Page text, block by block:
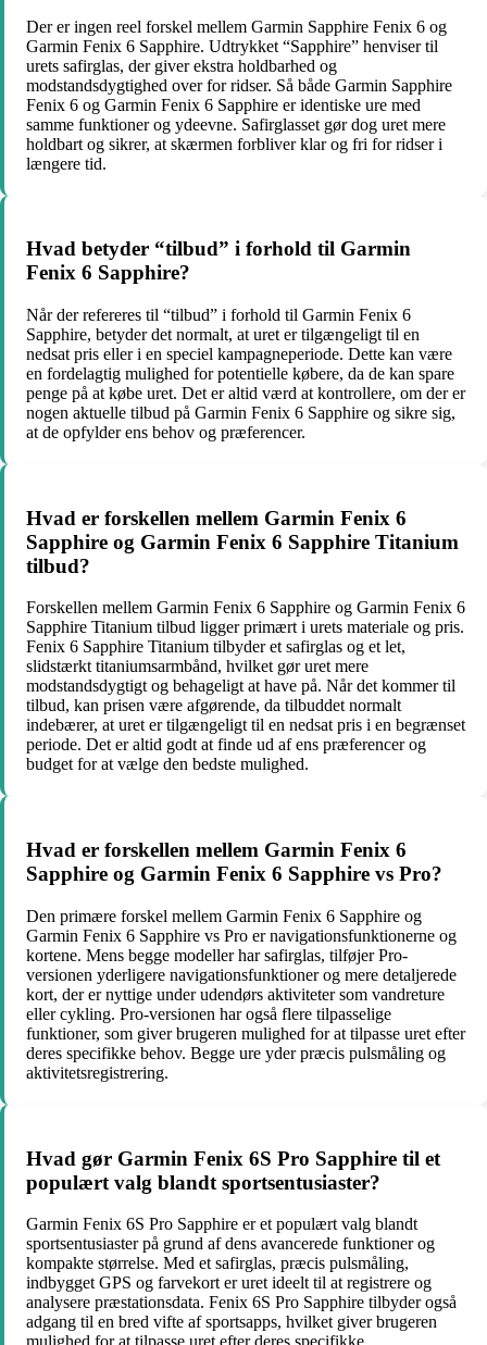
Der er ingen reel forskel mellem Garmin Sapphire Fenix 6 og
Garmin Fenix 6 Sapphire. Udtrykket “Sapphire” henviser til
urets safirglas, der giver ekstra holdbarhed og
modstandsdygtighed over for ridser. Så både Garmin Sapphire
Fenix 6 og Garmin Fenix 6 Sapphire er identiske ure med
samme funktioner og ydeevne. Safirglasset gør dog uret mere
holdbart og sikrer, at skærmen forbliver klar og fri for ridser i
længere tid.
Hvad betyder “tilbud” i forhold til Garmin
Fenix 6 Sapphire?
Når der refereres til “tilbud” i forhold til Garmin Fenix 6
Sapphire, betyder det normalt, at uret er tilgængeligt til en
nedsat pris eller i en speciel kampagneperiode. Dette kan være
en fordelagtig mulighed for potentielle købere, da de kan spare
penge på at købe uret. Det er altid værd at kontrollere, om der er
nogen aktuelle tilbud på Garmin Fenix 6 Sapphire og sikre sig,
at de opfylder ens behov og præferencer.
Hvad er forskellen mellem Garmin Fenix 6
Sapphire og Garmin Fenix 6 Sapphire Titanium
tilbud?
Forskellen mellem Garmin Fenix 6 Sapphire og Garmin Fenix 6
Sapphire Titanium tilbud ligger primært i urets materiale og pris.
Fenix 6 Sapphire Titanium tilbyder et safirglas og et let,
slidstærkt titaniumsarmbånd, hvilket gør uret mere
modstandsdygtigt og behageligt at have på. Når det kommer til
tilbud, kan prisen være afgørende, da tilbuddet normalt
indebærer, at uret er tilgængeligt til en nedsat pris i en begrænset
periode. Det er altid godt at finde ud af ens præferencer og
budget for at vælge den bedste mulighed.
Hvad er forskellen mellem Garmin Fenix 6
Sapphire og Garmin Fenix 6 Sapphire vs Pro?
Den primære forskel mellem Garmin Fenix 6 Sapphire og
Garmin Fenix 6 Sapphire vs Pro er navigationsfunktionerne og
kortene. Mens begge modeller har safirglas, tilføjer Pro-
versionen yderligere navigationsfunktioner og mere detaljerede
kort, der er nyttige under udendørs aktiviteter som vandreture
eller cykling. Pro-versionen har også flere tilpasselige
funktioner, som giver brugeren mulighed for at tilpasse uret efter
deres specifikke behov. Begge ure yder præcis pulsmåling og
aktivitetsregistrering.
Hvad gør Garmin Fenix 6S Pro Sapphire til et
populært valg blandt sportsentusiaster?
Garmin Fenix 6S Pro Sapphire er et populært valg blandt
sportsentusiaster på grund af dens avancerede funktioner og
kompakte størrelse. Med et safirglas, præcis pulsmåling,
indbygget GPS og farvekort er uret ideelt til at registrere og
analysere præstationsdata. Fenix 6S Pro Sapphire tilbyder også
adgang til en bred vifte af sportsapps, hvilket giver brugeren